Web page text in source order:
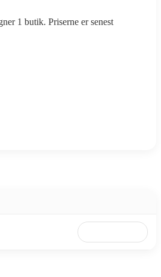
1 butik. Priserne er senest